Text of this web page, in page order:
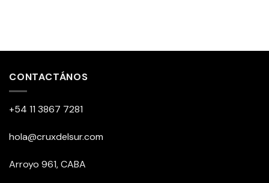
CONTACTÁNOS
+54 11 3867 7281
hola@cruxdelsur.com
Arroyo 961, CABA